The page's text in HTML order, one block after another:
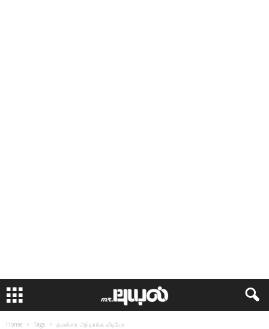
Home Tags தமன்னா அந்தரங்க வீடியோ